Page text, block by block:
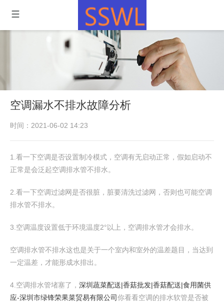
空调漏水不排水故障分析
时间：2021-06-02 14:23
1.看一下空调是否设置制冷模式，空调有无启动正常，假如启动不
正常是会泛起空调排水管不排水。
2.看一下空调过滤网是否很脏，脏要清洗过滤网，否则也可能空调
排水管不排水。
3.空调温度设置低于环境温度2°以上，空调排水管才会排水。
空调排水管不排水这也是关于一个室内和室外的温差题目，当达到
一定温差，才能形成水排出。
4.空调排水管堵塞了， 深圳蔬菜配送|香菇批发|香菇配送|食用菌供
应-深圳市绿锋荣果菜贸易有限公司你看看空调的排水软管是否被